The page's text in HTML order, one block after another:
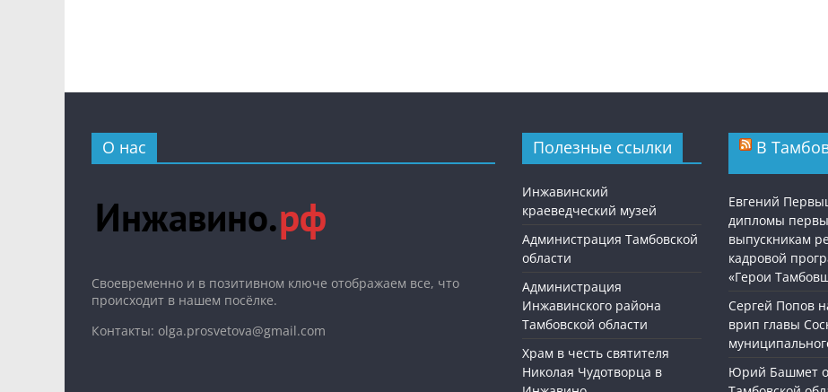
О нас
Cвоевременно и в позитивном ключе отображаем все, что
происходит в нашем посёлке.
Контакты: olga.prosvetova@gmail.com
Полезные ссылки
Инжавинский
краеведческий музей
Администрация Тамбовской
области
Администрация
Инжавинского района
Тамбовской области
Храм в честь святителя
Николая Чудотворца в
В
Евгений
дипломы
выпускникам
кадровой
«Герои
Сергей Попов
врип главы
Юрий Башмет